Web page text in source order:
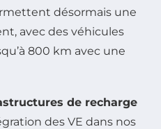
désormais une
avec des véhicules
800 km avec une
de recharge
des VE dans nos